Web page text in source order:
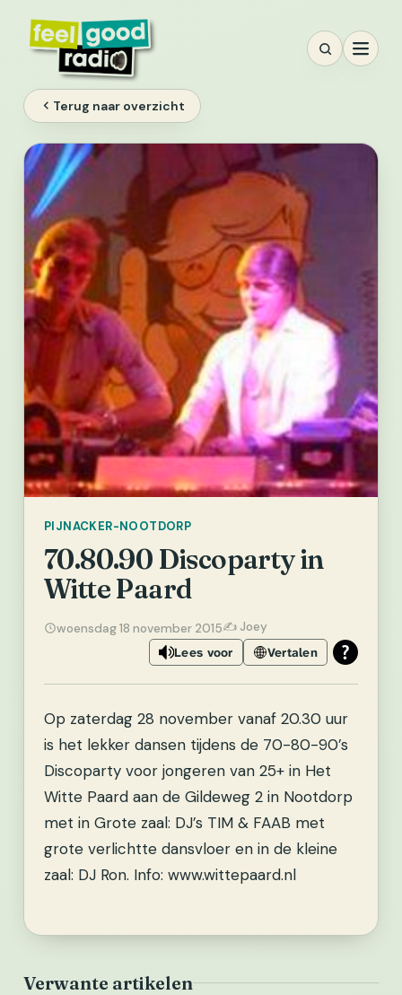
inhoud
Terug naar overzicht
PIJNACKER-NOOTDORP
70.80.90 Discoparty in
Witte Paard
woensdag 18 november 2015✍️ Joey
Lees voor Vertalen
Op zaterdag 28 november vanaf 20.30 uur
is het lekker dansen tijdens de 70-80-90’s
Discoparty voor jongeren van 25+ in Het
Witte Paard aan de Gildeweg 2 in Nootdorp
met in Grote zaal: DJ’s TIM & FAAB met
grote verlichtte dansvloer en in de kleine
zaal: DJ Ron. Info: www.wittepaard.nl
Verwante artikelen